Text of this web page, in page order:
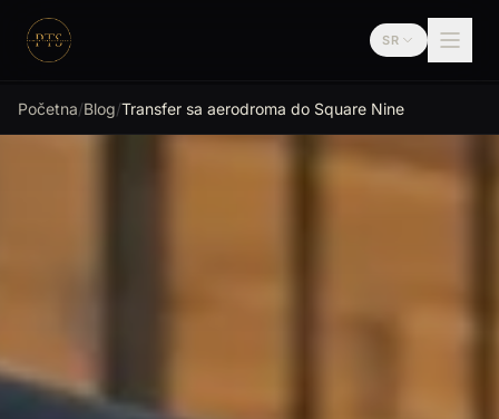
Preskoči na sadržaj
Premium Transfer
SR
Početna/Blog/Transfer sa aerodroma do Square Nine